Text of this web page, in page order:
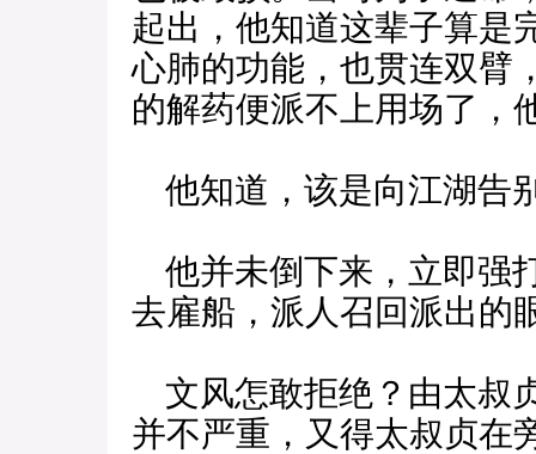
起出，他知道这辈子算是
心肺的功能，也贯连双臂
的解药便派不上用场了，
他知道，该是向江湖告
他并未倒下来，立即强
去雇船，派人召回派出的
文风怎敢拒绝？由太叔
并不严重，又得太叔贞在